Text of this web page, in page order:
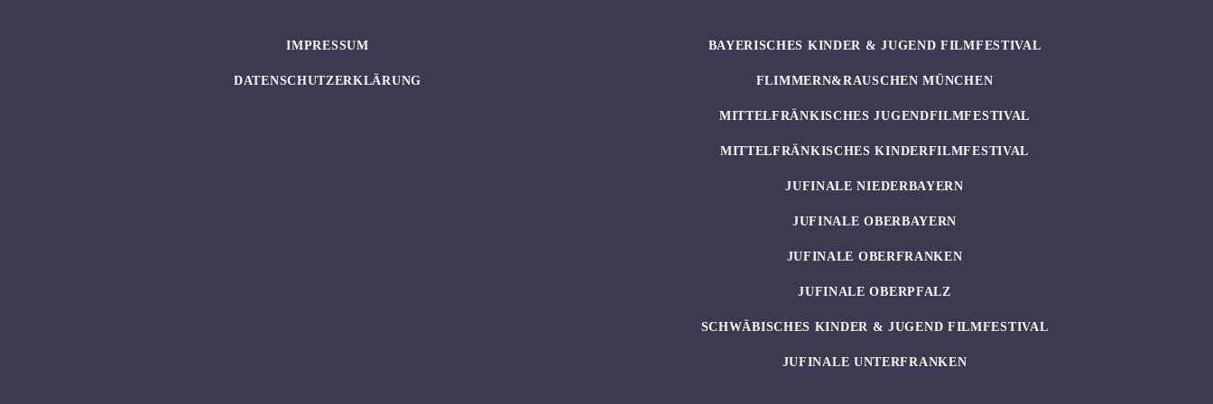
IMPRESSUM
DATENSCHUTZERKLÄRUNG
BAYERISCHES KINDER & JUGEND FILMFESTIVAL
FLIMMERN&RAUSCHEN MÜNCHEN
MITTELFRÄNKISCHES JUGENDFILMFESTIVAL
MITTELFRÄNKISCHES KINDERFILMFESTIVAL
JUFINALE NIEDERBAYERN
JUFINALE OBERBAYERN
JUFINALE OBERFRANKEN
JUFINALE OBERPFALZ
SCHWÄBISCHES KINDER & JUGEND FILMFESTIVAL
JUFINALE UNTERFRANKEN